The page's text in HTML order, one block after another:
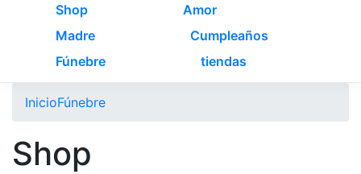
Shop
Amor
Madre
Cumpleaños
Fúnebre
tiendas
InicioFúnebre
Shop